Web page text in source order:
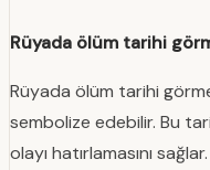
Rüyada ölüm tarihi
Rüyada ölüm tarihi
sembolize edebilir. Bu
olayı hatırlamasını sağlar.